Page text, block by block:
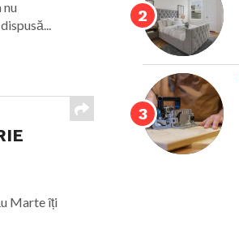
nu
Marte îți